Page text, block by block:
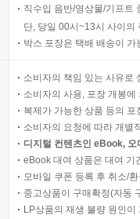
직수입 음반/영상물/기프트
단, 당일 00시~13시 사이의
박스 포장은 택배 배송이
소비자의 책임 있는 사유로
소비자의 사용, 포장 개봉
복제가 가능한 상품 등의
소비자의 요청에 따라 개별
디지털 컨텐츠인 eBook,
eBook 대여 상품은 대여 기
모바일 쿠폰 등록 후 취소/
중고상품이 구매확정(자동
LP상품의 재생 불량 원인